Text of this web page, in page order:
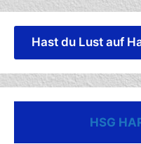
Hast du Lust auf
HSG